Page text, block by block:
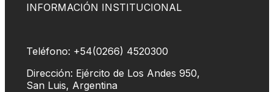
INFORMACIÓN INSTITUCIONAL
Teléfono: +54(0266) 4520300
Dirección: Ejército de Los Andes 950,
San Luis, Argentina